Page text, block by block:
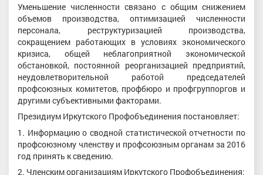
Уменьшение численности связано с общим снижением
объемов производства, оптимизацией численности
персонала, реструктуризацией производства,
сокращением работающих в условиях экономического
кризиса, общей неблагоприятной экономической
обстановкой, постоянной реорганизацией предприятий,
неудовлетворительной работой председателей
профсоюзных комитетов, профбюро и профгруппоргов и
другими субъективными факторами.
Президиум Иркутского Профобъединения постановляет:
1. Информацию о сводной статистической отчетности по
профсоюзному членству и профсоюзным органам за 2016
год принять к сведению.
2. Членским организациям Иркутского Профобъединения: